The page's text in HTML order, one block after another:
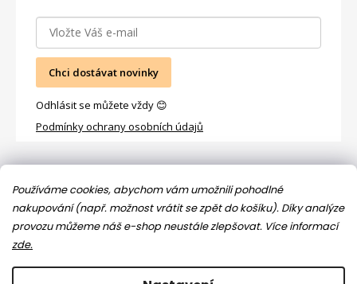
Používáme cookies, abychom vám umožnili pohodlné
nakupování (např. možnost vrátit se zpět do košíku). Díky analýze
provozu můžeme náš e-shop neustále zlepšovat. Více informací
zde.
Chci dostávat novinky
Odhlásit se můžete vždy 😊
Podmínky ochrany osobních údajů
Facebook